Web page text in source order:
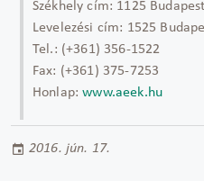
Székhely cím: 1125
Levelezési cím: 1525
Tel.: (+361) 356-1522
Fax: (+361) 375-7253
Honlap:www.aeek.hu
2016. jún. 17.